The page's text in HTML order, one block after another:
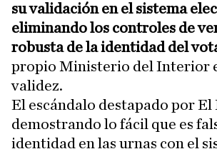
su validación en el sistema
eliminando los controles de
robusta de la identidad del
propio Ministerio del Interior
validez.
El escándalo destapado por El
demostrando lo fácil que es
identidad en las urnas con el